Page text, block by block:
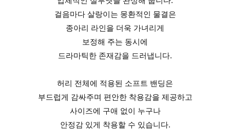
걸음마다 살랑이는 몽환적인 물결은
종아리 라인을 더욱 가녀리게
보정해 주는 동시에
드라마틱한 존재감을 드러냅니다.
허리 전체에 적용된 소프트 밴딩은
부드럽게 감싸주며 편안한 착용감을 제공하고
사이즈에 구애 없이 누구나
안정감 있게 착용할 수 있습니다.